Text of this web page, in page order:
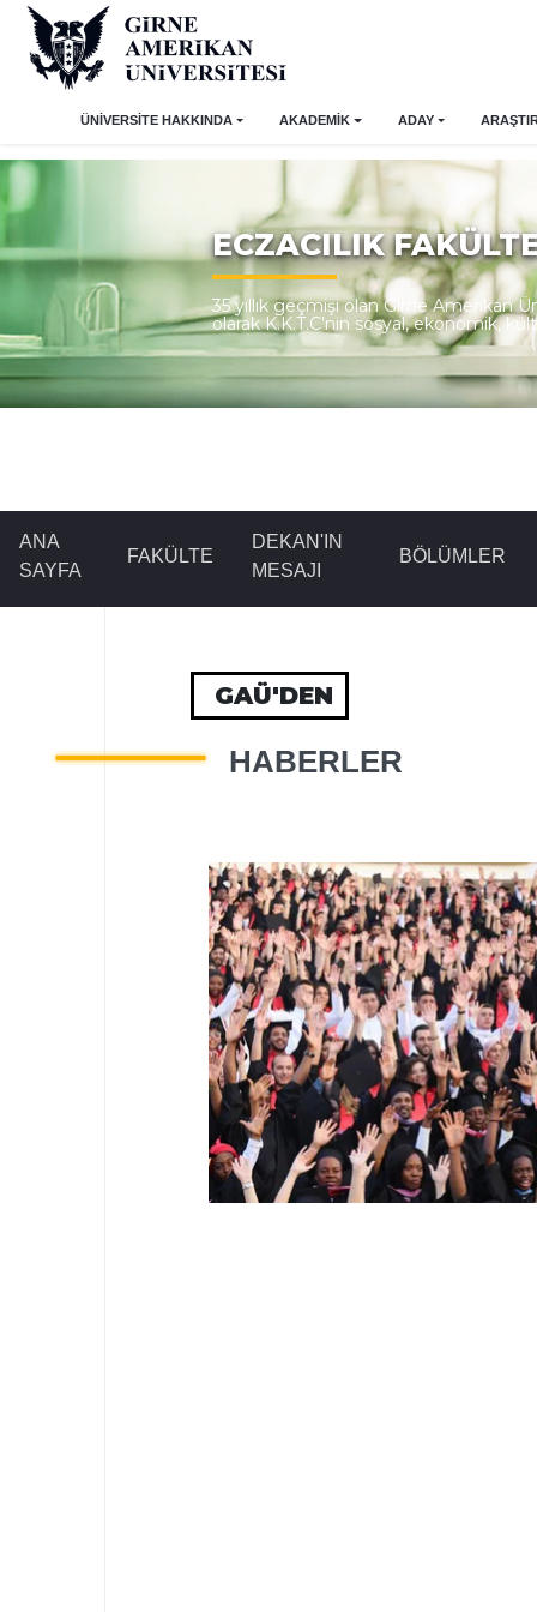
ÜNİVERSİTE HAKKINDA AKADEMİK ADAY
ECZACILIK
35 yıllık geçmişi olan Girne Amerikan
olarak K.K.T.C’nin sosyal, ekonomik,
ANA
SAYFA
FAKÜLTE
DEKAN'IN
MESAJI
BÖLÜMLER
GAÜ'DEN
HABERLER